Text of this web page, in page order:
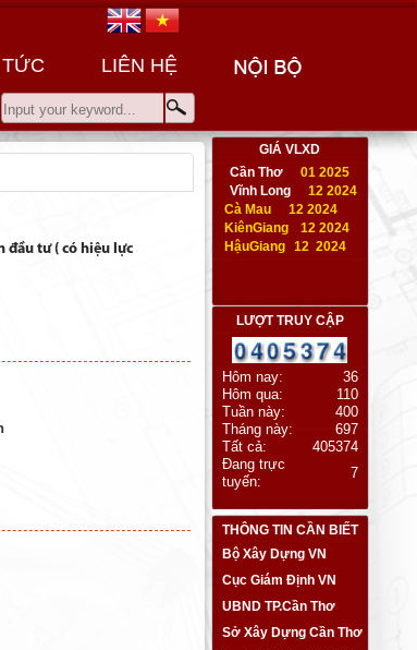
LIÊN HỆ
GIÁ VLXD
Cần Thơ
01 2025
Vĩnh Long
12 2024
Cà Mau
12 2024
KiênGiang
12 2024
HậuGiang 12 2024
LƯỢT TRUY CẬP
Hôm nay:
36
Hôm qua:
110
Tuần này:
400
Tháng này:
697
Tất cả:
405374
Đang trực
tuyến:
7
THÔNG TIN CẦN BIẾT
Bộ Xây Dựng VN
Cục Giám Định VN
UBND TP.Cần Thơ
Sở Xây Dựng Cần Thơ
đầu tư ( có hiệu lực